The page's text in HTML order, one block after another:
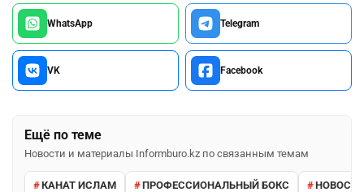
WhatsApp Telegram
VK Facebook
Ещё по теме
Новости и материалы Informburo.kz по связанным темам
КАНАТ ИСЛАМ ПРОФЕССИОНАЛЬНЫЙ БОКС